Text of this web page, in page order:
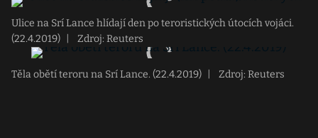
Ulice na Srí Lance hlídají den po teroristických útocích vojáci.
(22.4.2019)
Zdroj: Reuters
Těla obětí teroru na Srí Lance. (22.4.2019) Zdroj: Reuters